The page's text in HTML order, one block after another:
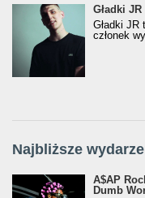
Gładki JR -Gładki
Gładki JR
członek
Najbliższe
A$AP
Dumb